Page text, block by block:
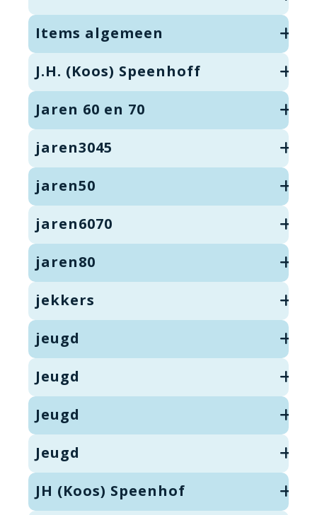
Items algemeen
J.H. (Koos) Speenhoff
Jaren 60 en 70
jaren3045
jaren50
jaren6070
jaren80
jekkers
jeugd
Jeugd
Jeugd
Jeugd
JH (Koos) Speenhof